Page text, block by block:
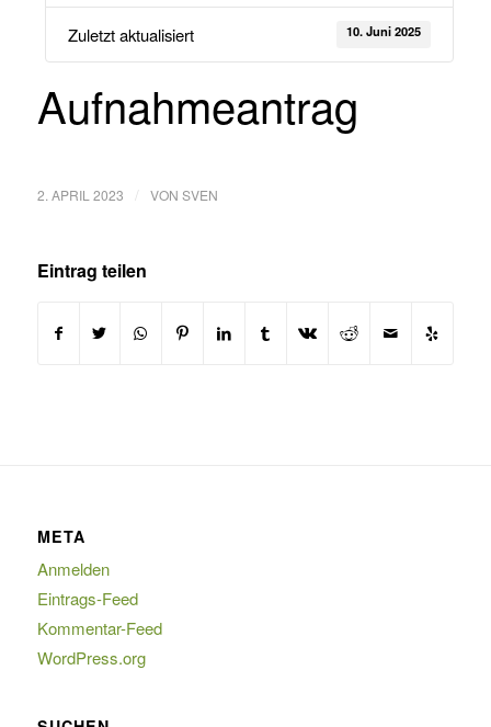
Zuletzt aktualisiert 10. Juni 2025
Aufnahmeantrag
2. APRIL 2023 VON SVEN
Eintrag teilen
META
Anmelden
Eintrags-Feed
Kommentar-Feed
WordPress.org